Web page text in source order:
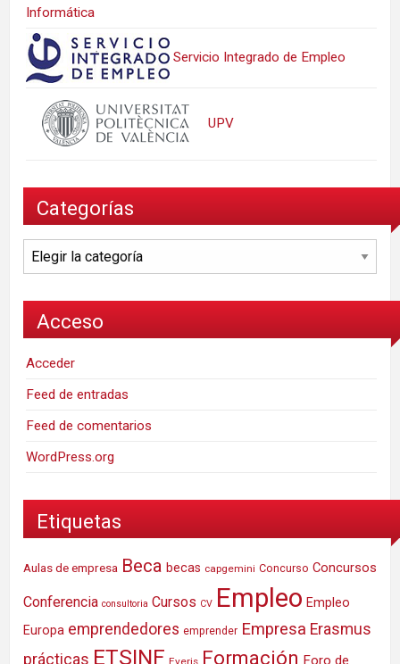
Informática
Servicio Integrado de Empleo
UPV
Categorías
Categorías
Acceso
Acceder
Feed de entradas
Feed de comentarios
WordPress.org
Etiquetas
Aulas de empresa Beca becas capgemini Concurso Concursos
Conferencia consultoria Cursos CV Empleo Empleo
Europa emprendedores emprender Empresa Erasmus
prácticas ETSINF Everis Formación Foro de